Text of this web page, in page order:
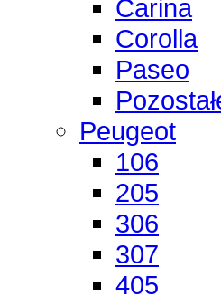
Carina
Corolla
Paseo
Peugeot
106
205
306
307
405